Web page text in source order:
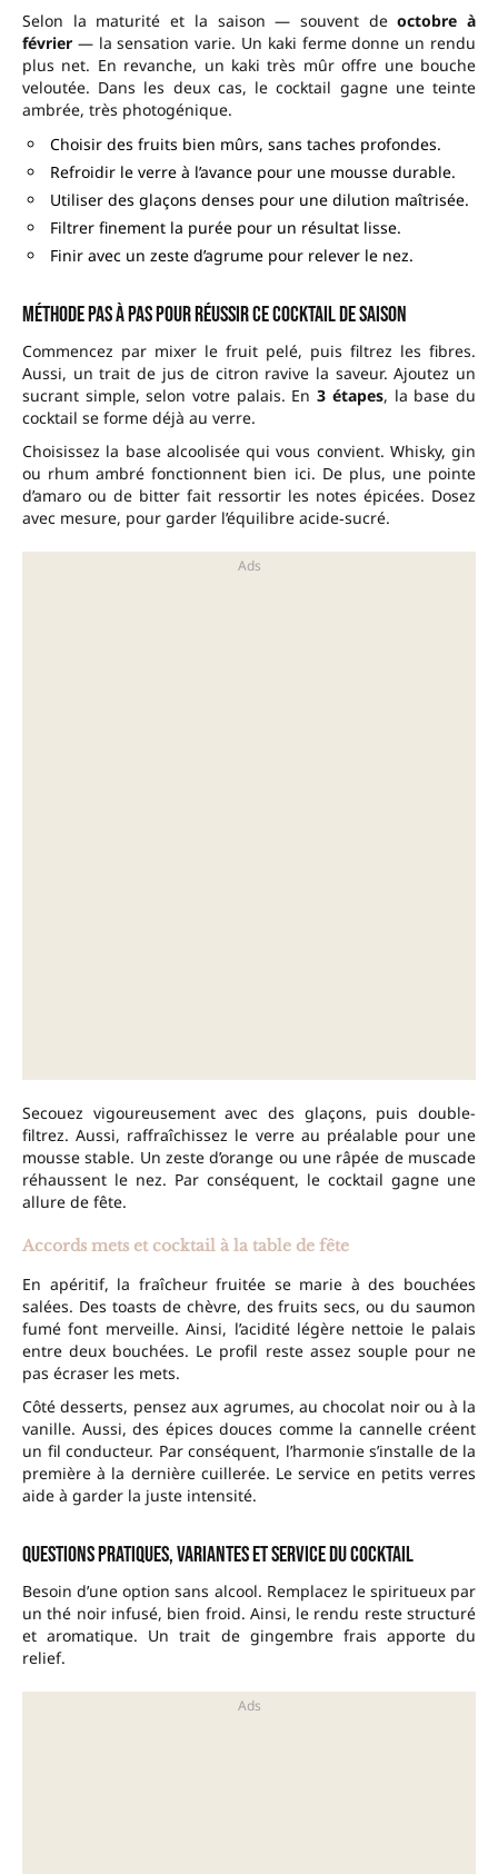
Selon la maturité et la saison — souvent deoctobre à
février — la sensation varie. Un kaki ferme donne un rendu
plus net. En revanche, un kaki très mûr offre une bouche
veloutée. Dans les deux cas, le cocktail gagne une teinte
ambrée, très photogénique.
Choisir des fruits bien mûrs, sans taches profondes.
Refroidir le verre à l’avance pour une mousse durable.
Utiliser des glaçons denses pour une dilution maîtrisée.
Filtrer finement la purée pour un résultat lisse.
Finir avec un zeste d’agrume pour relever le nez.
Méthode pas à pas pour réussir ce cocktail de saison
Commencez par mixer le fruit pelé, puis filtrez les fibres.
Aussi, un trait de jus de citron ravive la saveur. Ajoutez un
sucrant simple, selon votre palais. En3 étapes, la base du
cocktail se forme déjà au verre.
Choisissez la base alcoolisée qui vous convient. Whisky, gin
ou rhum ambré fonctionnent bien ici. De plus, une pointe
d’amaro ou de bitter fait ressortir les notes épicées. Dosez
avec mesure, pour garder l’équilibre acide‑sucré.
Secouez vigoureusement avec des glaçons, puis double-
filtrez. Aussi, raffraîchissez le verre au préalable pour une
mousse stable. Un zeste d’orange ou une râpée de muscade
réhaussent le nez. Par conséquent, le cocktail gagne une
allure de fête.
Accords mets et cocktail à la table de fête
En apéritif, la fraîcheur fruitée se marie à des bouchées
salées. Des toasts de chèvre, des fruits secs, ou du saumon
fumé font merveille. Ainsi, l’acidité légère nettoie le palais
entre deux bouchées. Le profil reste assez souple pour ne
pas écraser les mets.
Côté desserts, pensez aux agrumes, au chocolat noir ou à la
vanille. Aussi, des épices douces comme la cannelle créent
un fil conducteur. Par conséquent, l’harmonie s’installe de la
première à la dernière cuillerée. Le service en petits verres
aide à garder la juste intensité.
Questions pratiques, variantes et service du cocktail
Besoin d’une option sans alcool. Remplacez le spiritueux par
un thé noir infusé, bien froid. Ainsi, le rendu reste structuré
et aromatique. Un trait de gingembre frais apporte du
relief.